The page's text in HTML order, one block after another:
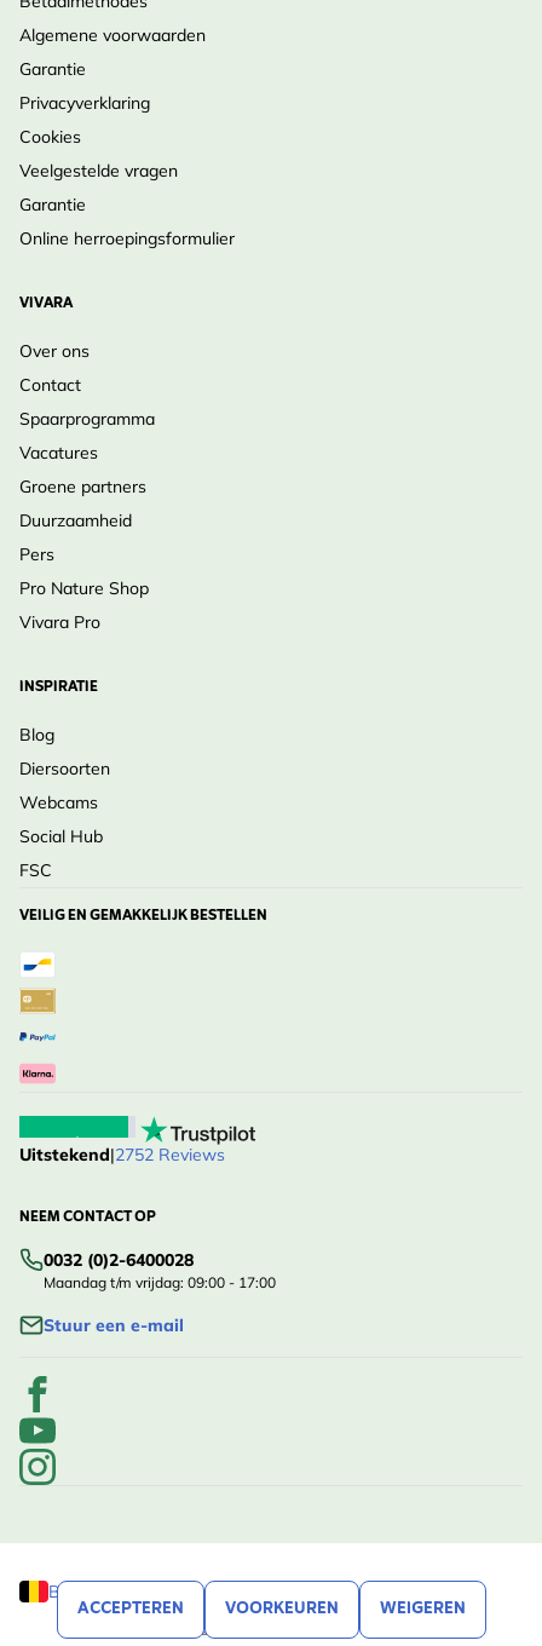
ACCEPTEREN VOORKEUREN WEIGEREN
Algemene voorwaarden
Garantie
Privacyverklaring
Cookies
Veelgestelde vragen
Garantie
Online herroepingsformulier
VIVARA
Over ons
Contact
Spaarprogramma
Vacatures
Groene partners
Duurzaamheid
Pers
Pro Nature Shop
Vivara Pro
INSPIRATIE
Blog
Diersoorten
Webcams
Social Hub
FSC
VEILIG EN GEMAKKELIJK BESTELLEN
Uitstekend|2752 Reviews
NEEM CONTACT OP
0032 (0)2-6400028
Maandag t/m vrijdag: 09:00 - 17:00
Stuur een e-mail
België (Vlaanderen)
© Vivara, 2020 - 2026